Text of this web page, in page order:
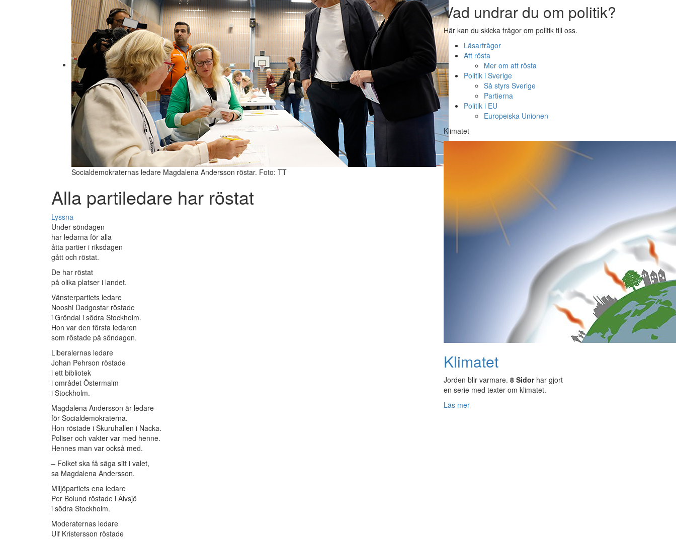
Socialdemokraternas ledare Magdalena Andersson röstar. Foto: TT
Alla partiledare har röstat
Lyssna
Under söndagen
har ledarna för alla
åtta partier i riksdagen
gått och röstat.
De har röstat
på olika platser i landet.
Vänsterpartiets ledare
Nooshi Dadgostar röstade
i Gröndal i södra Stockholm.
Hon var den första ledaren
som röstade på söndagen.
Liberalernas ledare
Johan Pehrson röstade
i ett bibliotek
i området Östermalm
i Stockholm.
Magdalena Andersson är ledare
för Socialdemokraterna.
Hon röstade i Skuruhallen i Nacka.
Poliser och vakter var med henne.
Hennes man var också med.
– Folket ska få säga sitt i valet,
sa Magdalena Andersson.
Miljöpartiets ena ledare
Per Bolund röstade i Älvsjö
i södra Stockholm.
Moderaternas ledare
Ulf Kristersson röstade
Vad undrar du om politik?
Här kan du skicka frågor om politik till oss.
Läsarfrågor
Att rösta
Mer om att rösta
Politik i Sverige
Så styrs Sverige
Partierna
Politik i EU
Europeiska Unionen
Klimatet
Klimatet
Jorden blir varmare. 8 Sidorhar gjort
en serie med texter om klimatet.
Läs mer